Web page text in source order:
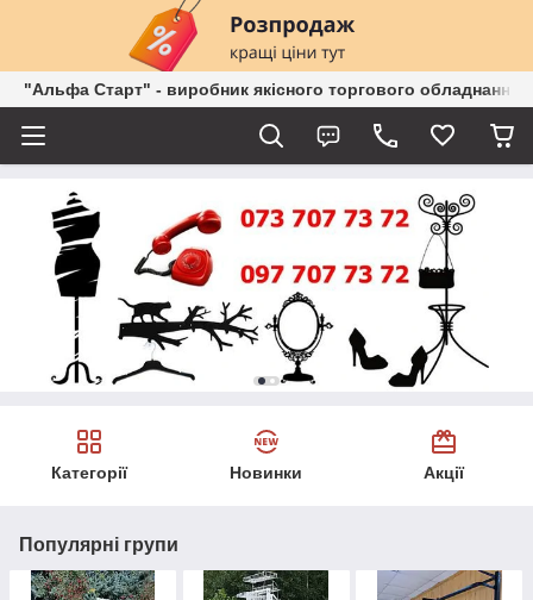
"Альфа Старт" - виробник якісного торгового обладнання
Категорії Новинки Акції
Популярні групи